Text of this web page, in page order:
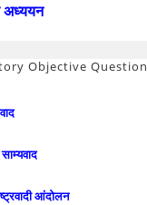
अध्ययन
Objective Question
आंदोलन